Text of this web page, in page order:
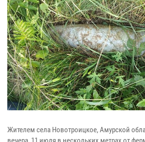
Жителем села Новотроицкое, Амурской